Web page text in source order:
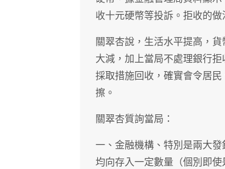
收十元硬幣等投訴。拒收的
關翠杏說，生活水平提高，
大減，加上當局不處理銀行
採取措施回收，確實會令居
擦。
關翠杏質詢當局：
一、金融機構、特別是兩大
均向存入一定數量（個別即